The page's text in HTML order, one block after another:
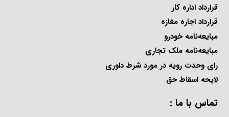
قرارداد اداره کار
قرارداد اجاره مغازه
مبایعه‌نامه خودرو
مبایعه‌نامه ملک تجاری
رای وحدت رویه در مورد شرط داوری
لایحه اسقاط حق
تماس با ما :